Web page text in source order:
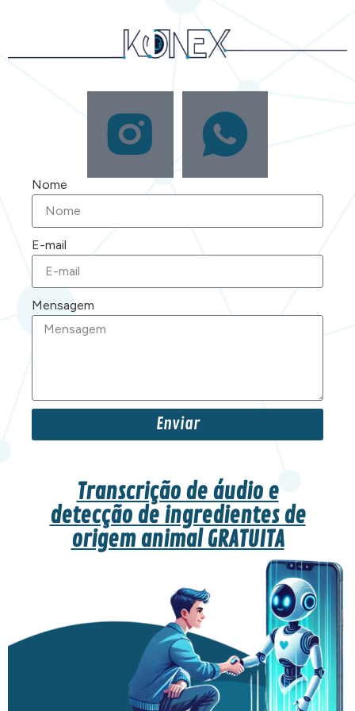
Nome
E-mail
Mensagem
Enviar
Transcrição de áudio e
detecção de ingredientes de
origem animal GRATUITA